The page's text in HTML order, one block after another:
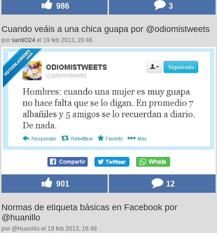
986 3
Cuando veáis a una chica guapa por @odiomistweets
por santiO24 el 19 feb 2013, 20:46
901 12
Normas de etiqueta básicas en Facebook por
@huanillo
por @Huanillo el 19 feb 2013, 16:48